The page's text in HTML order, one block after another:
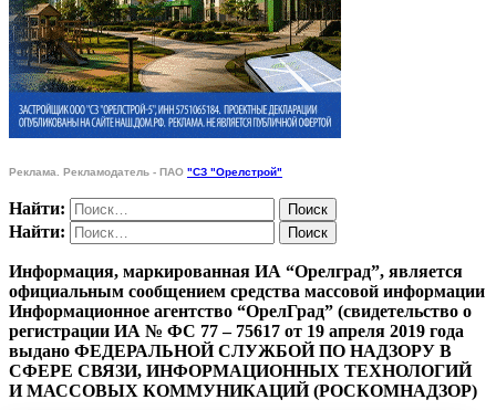
Реклама. Рекламодатель - ПАО "СЗ "Орелстрой"
Найти:
Найти:
Информация, маркированная ИА “Орелград”, является
официальным сообщением средства массовой информации
Информационное агентство “ОрелГрад” (свидетельство о
регистрации ИА № ФС 77 – 75617 от 19 апреля 2019 года
выдано ФЕДЕРАЛЬНОЙ СЛУЖБОЙ ПО НАДЗОРУ В
СФЕРЕ СВЯЗИ, ИНФОРМАЦИОННЫХ ТЕХНОЛОГИЙ
И МАССОВЫХ КОММУНИКАЦИЙ (РОСКОМНАДЗОР)